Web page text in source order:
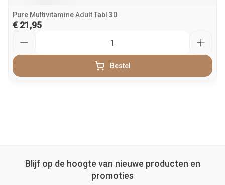
Pure Multivitamine Adult Tabl 30
€ 21,95
Bestel
Blijf op de hoogte van nieuwe producten en
promoties